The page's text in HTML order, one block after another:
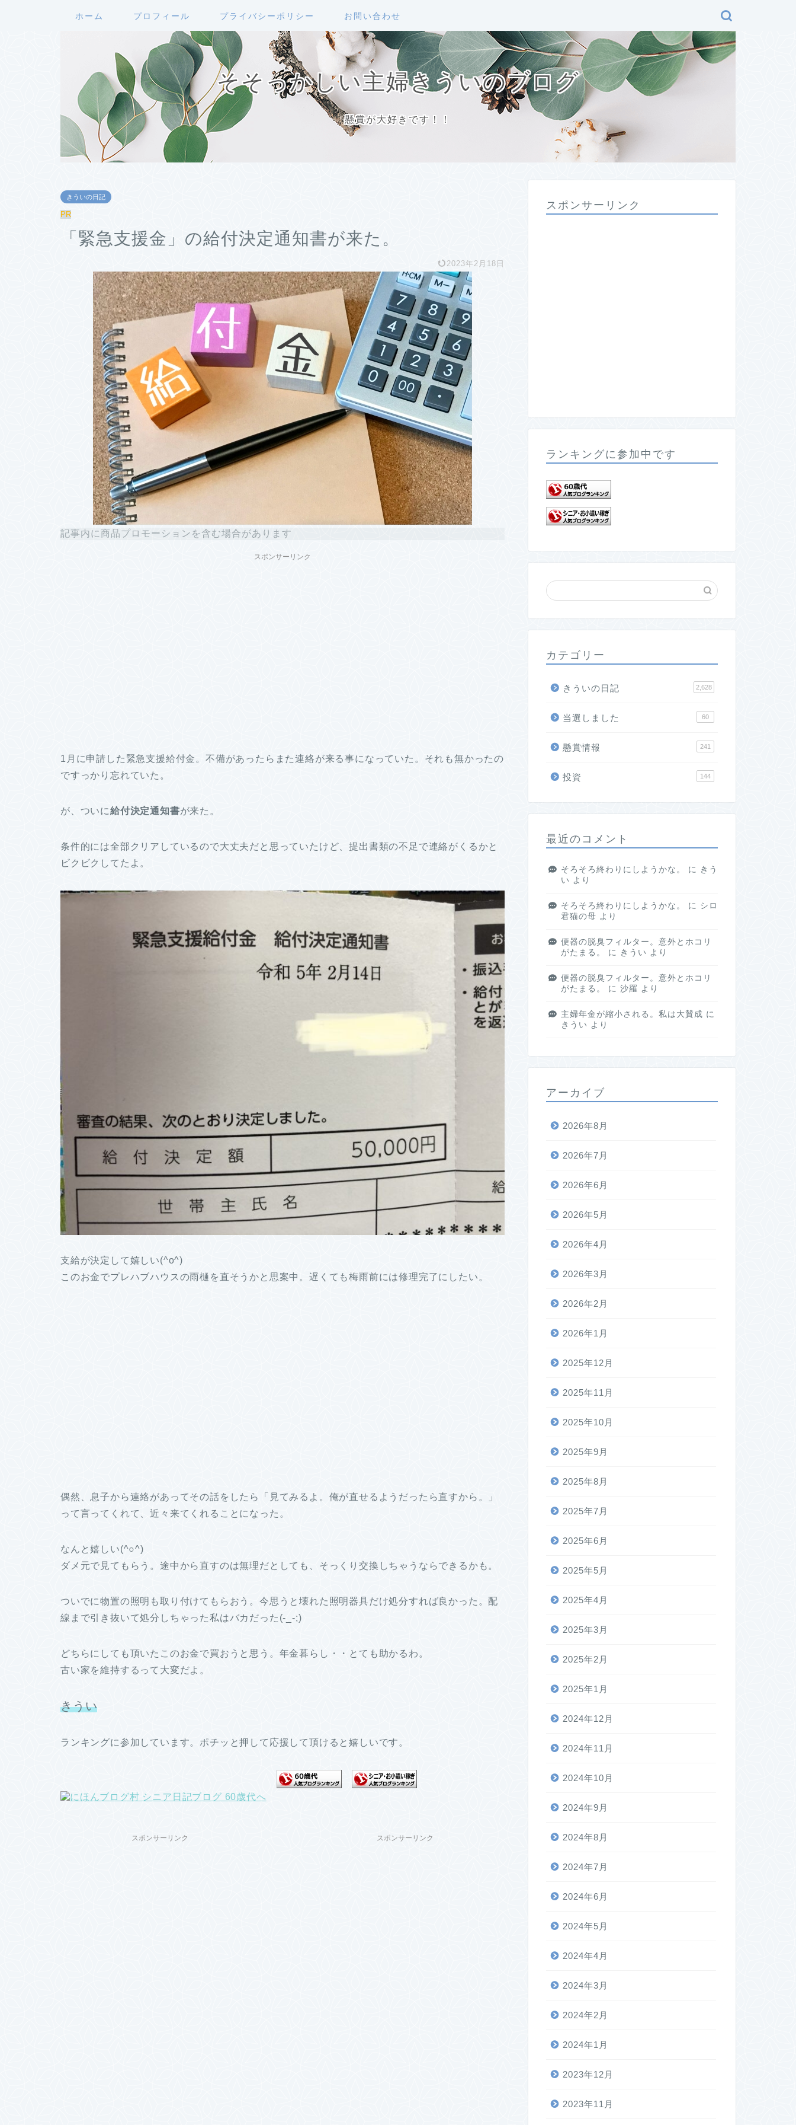
ホーム プロフィール プライバシーポリシー お問い合わせ
そそっかしい主婦きういのブログ
懸賞が大好きです！！
きういの日記
PR
「緊急支援金」の給付決定通知書が来た。
2023年2月18日
記事内に商品プロモーションを含む場合があります
スポンサーリンク
1月に申請した緊急支援給付金。不備があったらまた連絡が来る事になっていた。それも無かったの
ですっかり忘れていた。
が、ついに給付決定通知書が来た。
条件的には全部クリアしているので大丈夫だと思っていたけど、提出書類の不足で連絡がくるかと
ビクビクしてたよ。
支給が決定して嬉しい(^o^)
このお金でプレハブハウスの雨樋を直そうかと思案中。遅くても梅雨前には修理完了にしたい。
偶然、息子から連絡があってその話をしたら「見てみるよ。俺が直せるようだったら直すから。」
って言ってくれて、近々来てくれることになった。
なんと嬉しい(^○^)
ダメ元で見てもらう。途中から直すのは無理だとしても、そっくり交換しちゃうならできるかも。
ついでに物置の照明も取り付けてもらおう。今思うと壊れた照明器具だけ処分すれば良かった。配
線まで引き抜いて処分しちゃった私はバカだった(-_-;)
どちらにしても頂いたこのお金で買おうと思う。年金暮らし・・とても助かるわ。
古い家を維持するって大変だよ。
きうい
ランキングに参加しています。ポチッと押して応援して頂けると嬉しいです。
スポンサーリンク スポンサーリンク
スポンサーリンク
ランキングに参加中です
カテゴリー
きういの日記 2,628
当選しました 60
懸賞情報 241
投資 144
最近のコメント
そろそろ終わりにしようかな。 に きう
い より
そろそろ終わりにしようかな。 に シロ
君猫の母 より
便器の脱臭フィルター。意外とホコリ
がたまる。
に きうい より
便器の脱臭フィルター。意外とホコリ
がたまる。
に 沙羅 より
主婦年金が縮小される。私は大賛成 に
きうい より
アーカイブ
2026年8月
2026年7月
2026年6月
2026年5月
2026年4月
2026年3月
2026年2月
2026年1月
2025年12月
2025年11月
2025年10月
2025年9月
2025年8月
2025年7月
2025年6月
2025年5月
2025年4月
2025年3月
2025年2月
2025年1月
2024年12月
2024年11月
2024年10月
2024年9月
2024年8月
2024年7月
2024年6月
2024年5月
2024年4月
2024年3月
2024年2月
2024年1月
2023年12月
2023年11月